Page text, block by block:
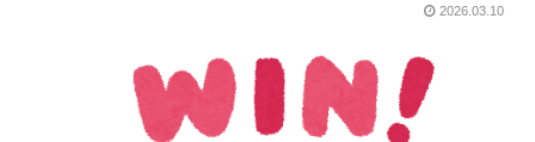
2026.03.10